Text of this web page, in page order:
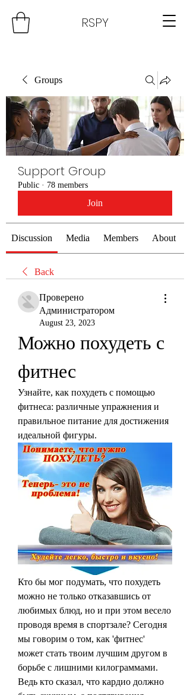
RSPY
Groups
Support Group
Public · 78 members
Join
Discussion Media Members About
Back
Проверено
Администратором
August 23, 2023
Можно похудеть с
фитнес
Узнайте, как похудеть с помощью
фитнеса: различные упражнения и
правильное питание для достижения
идеальной фигуры.
Кто бы мог подумать, что похудеть
можно не только отказавшись от
любимых блюд, но и при этом весело
проводя время в спортзале? Сегодня
мы говорим о том, как 'фитнес'
может стать твоим лучшим другом в
борьбе с лишними килограммами.
Ведь кто сказал, что кардио должно